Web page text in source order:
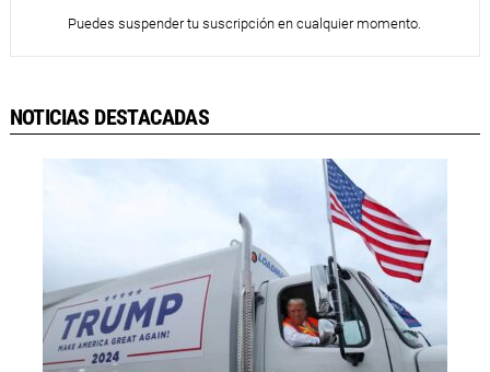
Puedes suspender tu suscripción en cualquier momento.
NOTICIAS DESTACADAS